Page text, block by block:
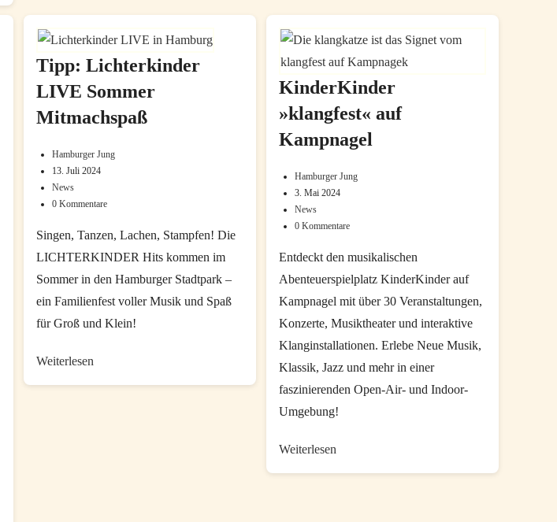
Uhr
Tipp: Lichterkinder
LIVE Sommer
Mitmachspaß
Beitrags-
Autor:
Hamburger Jung
Beitrag
zuletzt
am:
13. Juli 2024
Beitrags-
Kategorie:
News
Beitrags-
0 Kommentare
Singen, Tanzen, Lachen, Stampfen! Die
LICHTERKINDER Hits kommen im
Sommer in den Hamburger Stadtpark –
ein Familienfest voller Musik und Spaß
für Groß und Klein!
WeiterlesenTipp:
KinderKinder
»klangfest« auf
Kampnagel
Beitrags-
Autor:
Hamburger Jung
Beitrag
zuletzt
am:
3. Mai 2024
Beitrags-
Kategorie:
News
Beitrags-
0 Kommentare
Entdeckt den musikalischen
Abenteuerspielplatz KinderKinder auf
Kampnagel mit über 30 Veranstaltungen,
Konzerte, Musiktheater und interaktive
Klanginstallationen. Erlebe Neue Musik,
Klassik, Jazz und mehr in einer
faszinierenden Open-Air- und Indoor-
Umgebung!
WeiterlesenKinderKinder